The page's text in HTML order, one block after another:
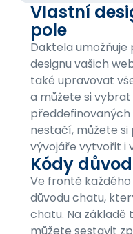
Vlastní
pole
Daktela
designu vašich
také upravovat
a můžete si
předdefinovaných
nestačí, můžete
vývojáře vytvořit i
Kódy
Ve frontě
důvodu chatu,
chatu. Na